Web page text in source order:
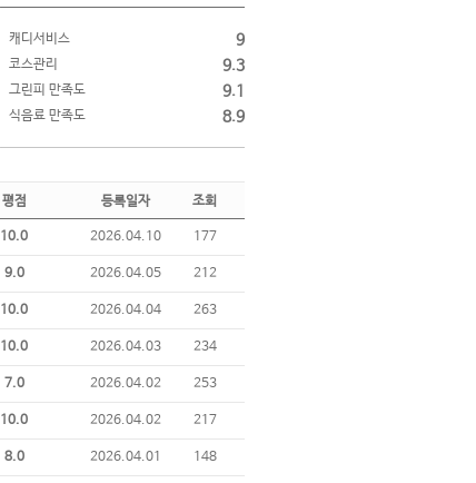
캐디서비스 9
코스관리 9.3
그린피 만족도 9.1
식음료 만족도 8.9
평점 등록일자 조회
10.0 2026.04.10 177
9.0 2026.04.05 212
10.0 2026.04.04 263
10.0 2026.04.03 234
7.0 2026.04.02 253
10.0 2026.04.02 217
8.0 2026.04.01 148